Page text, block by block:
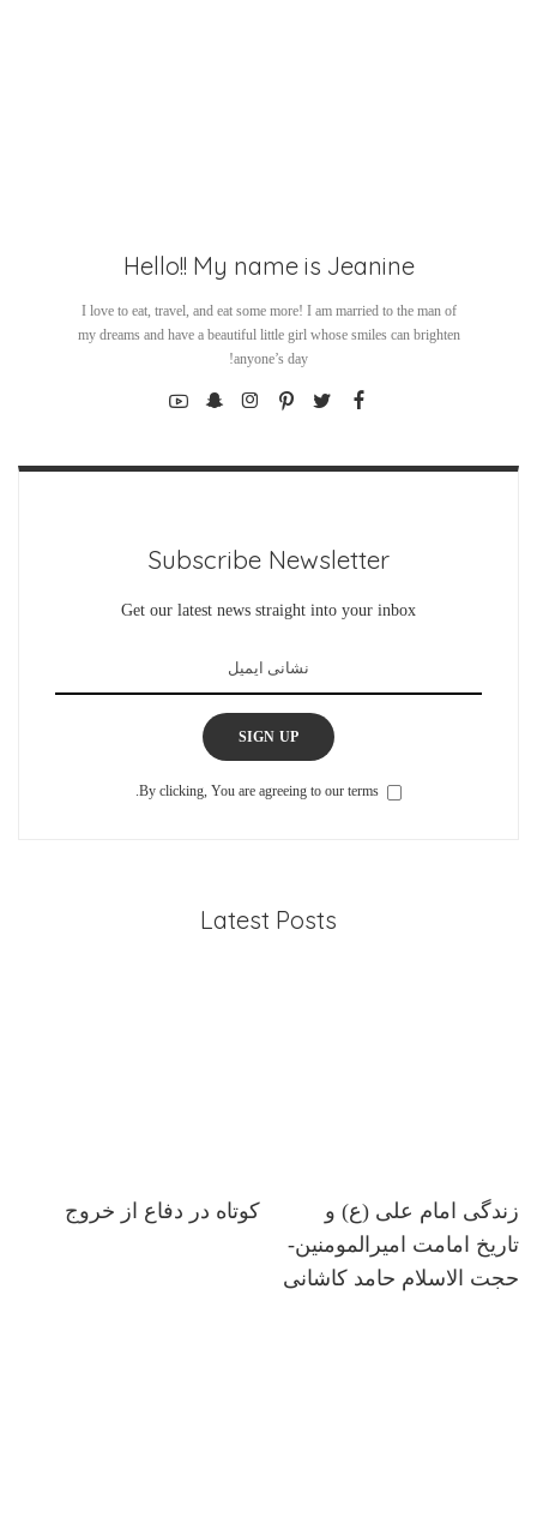
Hello!! My name is Jeanine
I love to eat, travel, and eat some more! I am married to the man of
my dreams and have a beautiful little girl whose smiles can brighten
anyone’s day!
Subscribe Newsletter
Get our latest news straight into your inbox
SIGN UP
By clicking, You are agreeing to our terms.
Latest Posts
زندگی امام علی (ع) و
تاریخ امامت امیرالمومنین-
حجت الاسلام حامد کاشانی
کوتاه در دفاع از خروج